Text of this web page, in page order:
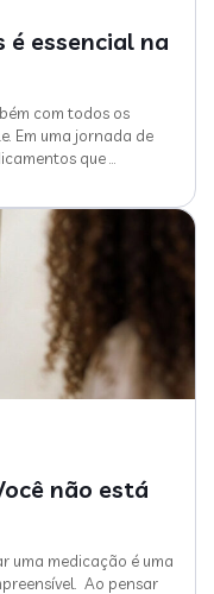
é essencial na
com todos os
Em uma jornada de
que
não está
uma medicação é uma
Ao pensar